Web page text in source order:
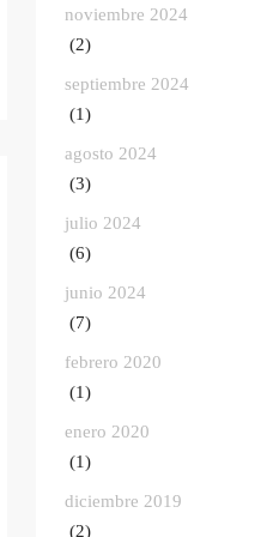
noviembre 2024
(2)
septiembre 2024
(1)
agosto 2024
(3)
julio 2024
(6)
junio 2024
(7)
febrero 2020
(1)
enero 2020
(1)
diciembre 2019
(2)